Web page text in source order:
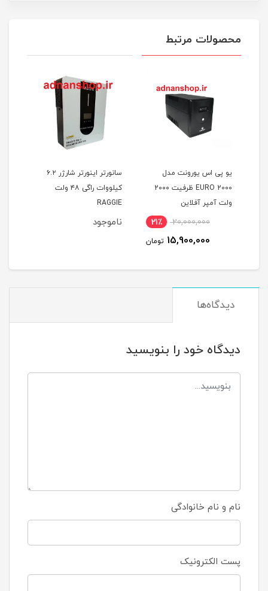
محصولات مرتبط
یو پی اس یورونت مدل
EURO 2000 ظرفیت 2۰۰۰
ولت آمپر آفلاین
20,000,000 21٪
15,900,000 تومان
سانورتر اینورتر شارژر ۶.۲
کیلووات راگی ۴۸ ولت
RAGGIE
ناموجود
دیدگاه‌ها
دیدگاه خود را بنویسید
نام و نام خانوادگی
پست الکترونیک